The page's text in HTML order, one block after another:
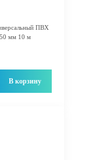
ПВХ
мм 10 м
В корзину